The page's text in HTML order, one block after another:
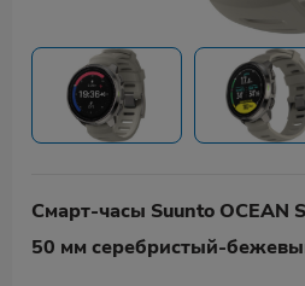
Смарт-часы Suunto OCEAN
50 мм серебристый-